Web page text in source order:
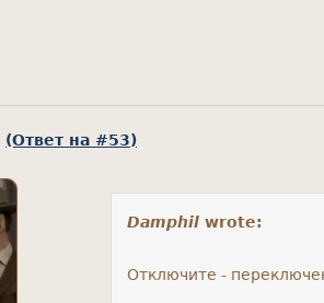
(Ответ на #53)
Damphil wrote:
Отключите -